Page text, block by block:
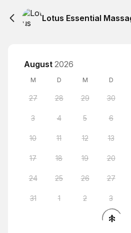
Lotus Essential
August 2026
M D M D
27 28 29 30
3 4 5 6
10 11 12 13
17 18 19 20
24 25 26 27
31 1 2 3